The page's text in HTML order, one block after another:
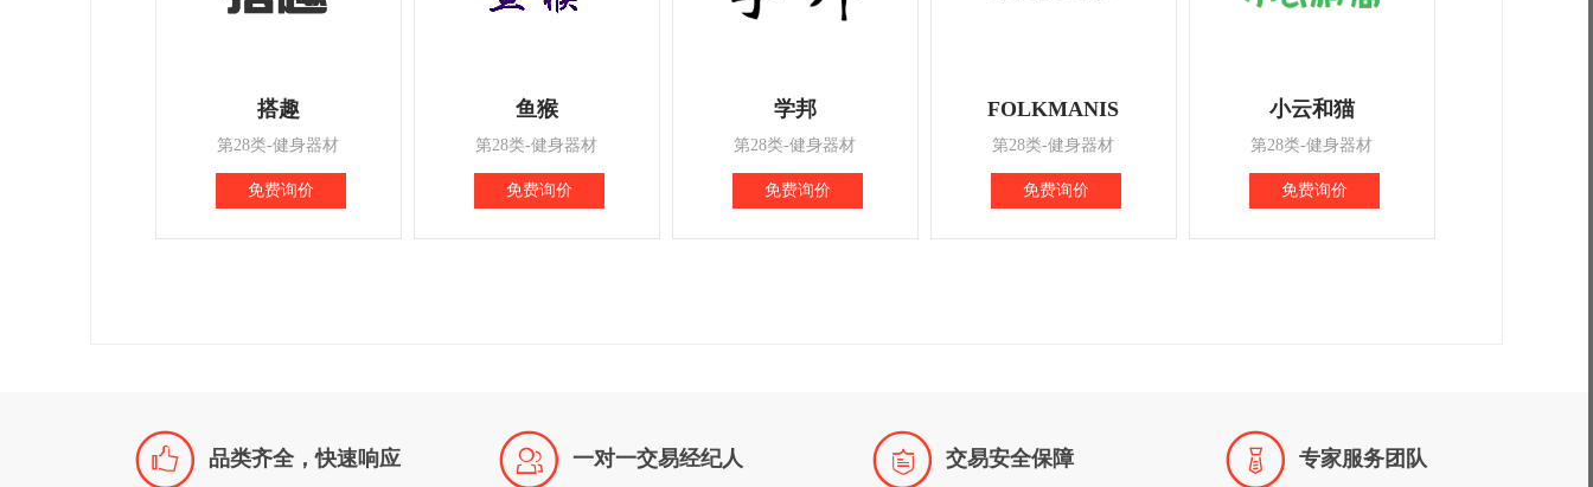
搭趣
第28类-健身器材
免费询价
鱼猴
第28类-健身器材
免费询价
学邦
第28类-健身器材
免费询价
FOLKMANIS
第28类-健身器材
免费询价
小云和猫
第28类-健身器材
免费询价
 品类齐全，快速响应  一对一交易经纪人  交易安全保障  专家服务团队